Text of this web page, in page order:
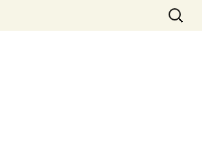
de la Culture
Vienne